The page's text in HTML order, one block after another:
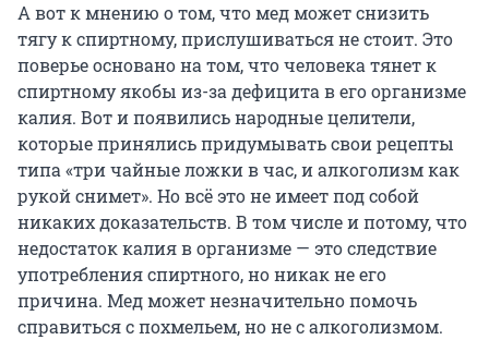
А вот к мнению о том, что мед может снизить
тягу к спиртному, прислушиваться не стоит. Это
поверье основано на том, что человека тянет к
спиртному якобы из-за дефицита в его организме
калия. Вот и появились народные целители,
которые принялись придумывать свои рецепты
типа «три чайные ложки в час, и алкоголизм как
рукой снимет». Но всё это не имеет под собой
никаких доказательств. В том числе и потому, что
недостаток калия в организме — это следствие
употребления спиртного, но никак не его
причина. Мед может незначительно помочь
справиться с похмельем, но не с алкоголизмом.